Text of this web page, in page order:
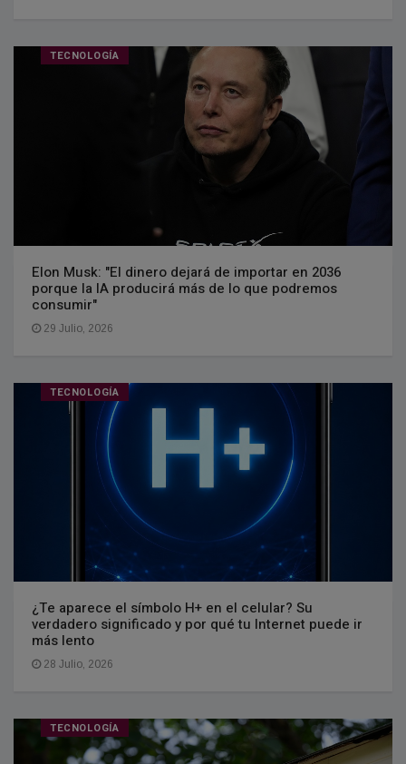
TECNOLOGÍA
Elon Musk: "El dinero dejará de importar en 2036
porque la IA producirá más de lo que podremos
consumir"
29 Julio, 2026
TECNOLOGÍA
¿Te aparece el símbolo H+ en el celular? Su
verdadero significado y por qué tu Internet puede ir
más lento
28 Julio, 2026
TECNOLOGÍA